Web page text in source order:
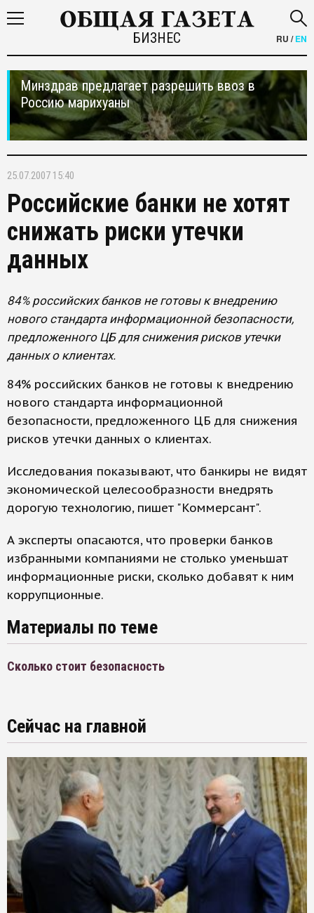
БИЗНЕС RU /EN
Минздрав предлагает разрешить ввоз в
Россию марихуаны
25.07.2007 15:40
Российские банки не хотят
снижать риски утечки
данных
84% российских банков не готовы к внедрению
нового стандарта информационной безопасности,
предложенного ЦБ для снижения рисков утечки
данных о клиентах.
84% российских банков не готовы к внедрению
нового стандарта информационной
безопасности, предложенного ЦБ для снижения
рисков утечки данных о клиентах.
Исследования показывают, что банкиры не видят
экономической целесообразности внедрять
дорогую технологию, пишет "Коммерсант".
А эксперты опасаются, что проверки банков
избранными компаниями не столько уменьшат
информационные риски, сколько добавят к ним
коррупционные.
Материалы по теме
Сколько стоит безопасность
Сейчас на главной